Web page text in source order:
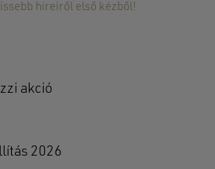
híreiről első kézből!
akció
2026